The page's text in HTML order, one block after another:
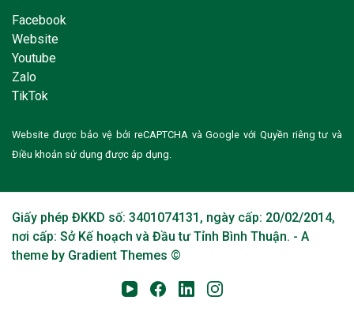
Facebook
Website
Youtube
Zalo
TikTok
Website được bảo vệ bởi reCAPTCHA và Google với Quyền riêng tư và
Điều khoản sử dụng được áp dụng.
Giấy phép ĐKKD số: 3401074131, ngày cấp: 20/02/2014,
nơi cấp: Sở Kế hoạch và Đầu tư Tỉnh Bình Thuận. - A
theme by Gradient Themes ©